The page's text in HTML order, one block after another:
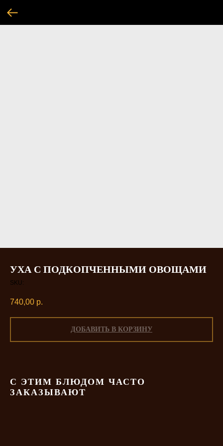
УХА С ПОДКОПЧЕННЫМИ ОВОЩАМИ
SKU:
740,00 р.
ДОБАВИТЬ В КОРЗИНУ
С ЭТИМ БЛЮДОМ ЧАСТО
ЗАКАЗЫВАЮТ